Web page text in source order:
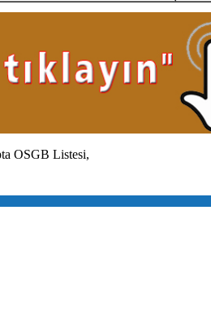
OSGB Listesi,